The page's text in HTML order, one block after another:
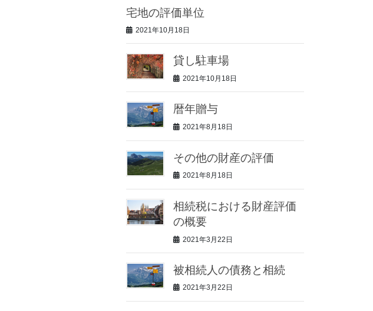
宅地の評価単位
2021年10月18日
貸し駐車場
2021年10月18日
暦年贈与
2021年8月18日
その他の財産の評価
2021年8月18日
相続税における財産評価
の概要
2021年3月22日
被相続人の債務と相続
2021年3月22日